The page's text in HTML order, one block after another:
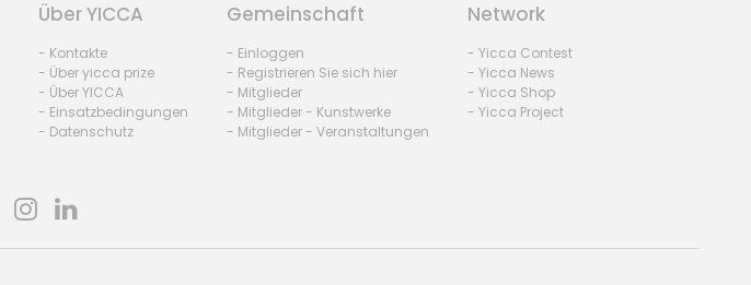
Über YICCA
- Kontakte
- Über yicca prize
- Über YICCA
- Einsatzbedingungen
- Datenschutz
Gemeinschaft
- Einloggen
- Registrieren Sie sich hier
- Mitglieder
- Mitglieder - Kunstwerke
- Mitglieder - Veranstaltungen
Network
- Yicca Contest
- Yicca News
- Yicca Shop
- Yicca Project